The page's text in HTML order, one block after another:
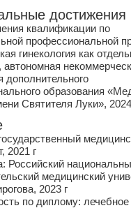
достижения
квалификации по
профессиональной
гинекология как
автономная
дополнительного
образования
Святителя Луки»,
2021 г
Российский
медицинский
2023 г
по диплому: